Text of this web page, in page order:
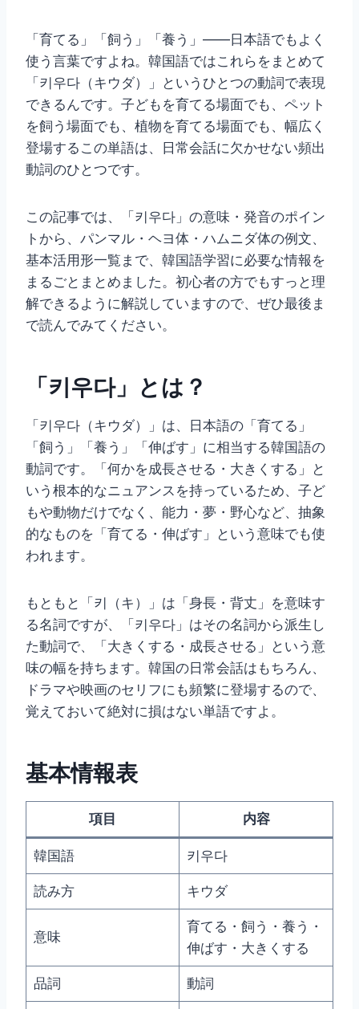
「育てる」「飼う」「養う」——日本語でもよく
使う言葉ですよね。韓国語ではこれらをまとめて
「키우다（キウダ）」というひとつの動詞で表現
できるんです。子どもを育てる場面でも、ペット
を飼う場面でも、植物を育てる場面でも、幅広く
登場するこの単語は、日常会話に欠かせない頻出
動詞のひとつです。
この記事では、「키우다」の意味・発音のポイン
トから、パンマル・ヘヨ体・ハムニダ体の例文、
基本活用形一覧まで、韓国語学習に必要な情報を
まるごとまとめました。初心者の方でもすっと理
解できるように解説していますので、ぜひ最後ま
で読んでみてください。
「키우다」とは？
「키우다（キウダ）」は、日本語の「育てる」
「飼う」「養う」「伸ばす」に相当する韓国語の
動詞です。「何かを成長させる・大きくする」と
いう根本的なニュアンスを持っているため、子ど
もや動物だけでなく、能力・夢・野心など、抽象
的なものを「育てる・伸ばす」という意味でも使
われます。
もともと「키（キ）」は「身長・背丈」を意味す
る名詞ですが、「키우다」はその名詞から派生し
た動詞で、「大きくする・成長させる」という意
味の幅を持ちます。韓国の日常会話はもちろん、
ドラマや映画のセリフにも頻繁に登場するので、
覚えておいて絶対に損はない単語ですよ。
基本情報表
項目 内容
韓国語 키우다
読み方 キウダ
意味
育てる・飼う・養う・
伸ばす・大きくする
品詞 動詞